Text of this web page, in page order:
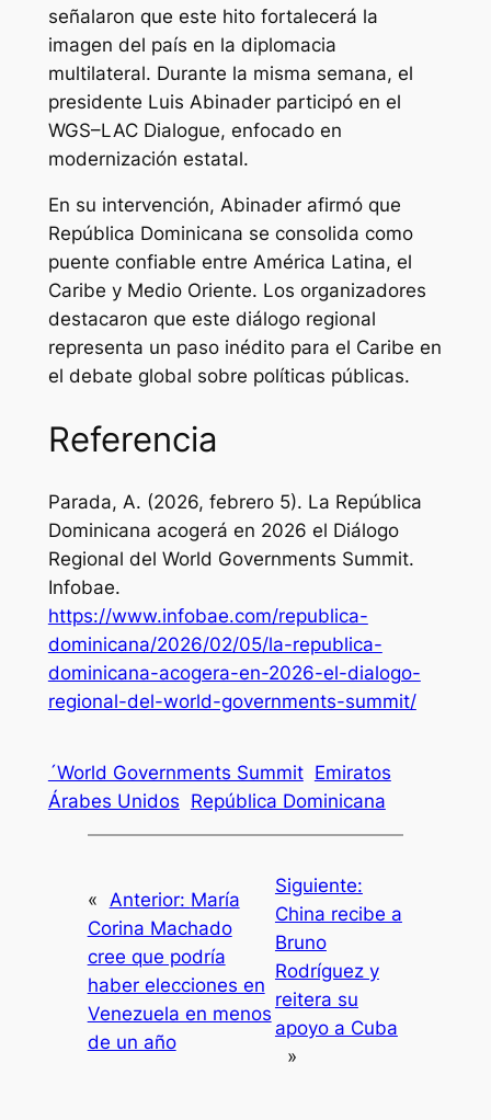
señalaron que este hito fortalecerá la
imagen del país en la diplomacia
multilateral. Durante la misma semana, el
presidente Luis Abinader participó en el
WGS–LAC Dialogue, enfocado en
modernización estatal.
En su intervención, Abinader afirmó que
República Dominicana se consolida como
puente confiable entre América Latina, el
Caribe y Medio Oriente. Los organizadores
destacaron que este diálogo regional
representa un paso inédito para el Caribe en
el debate global sobre políticas públicas.
Referencia
Parada, A. (2026, febrero 5). La República
Dominicana acogerá en 2026 el Diálogo
Regional del World Governments Summit.
Infobae.
https://www.infobae.com/republica-
dominicana/2026/02/05/la-republica-
dominicana-acogera-en-2026-el-dialogo-
regional-del-world-governments-summit/
´World Governments Summit Emiratos
Árabes Unidos República Dominicana
« Anterior: María
Corina Machado
cree que podría
haber elecciones en
Venezuela en menos
de un año
Siguiente:
China recibe a
Bruno
Rodríguez y
reitera su
apoyo a Cuba
»